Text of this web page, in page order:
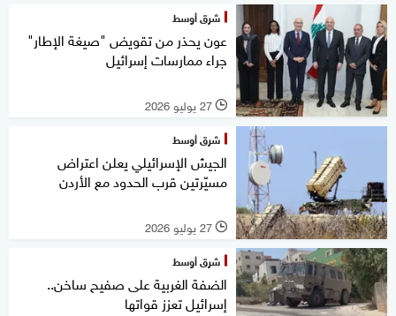
شرق أوسط
عون يحذر من تقويض "صيغة الإطار"
جراء ممارسات إسرائيل
l 27 يوليو 2026
شرق أوسط
الجيش الإسرائيلي يعلن اعتراض
مسيّرتين قرب الحدود مع الأردن
l 27 يوليو 2026
شرق أوسط
الضفة الغربية على صفيح ساخن..
إسرائيل تعزز قواتها